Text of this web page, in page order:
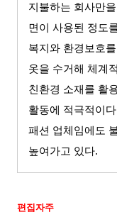
지불하는 회사만
면이 사용된 정도
복지와 환경보호
옷을 수거해 체계
친환경 소재를 활
활동에 적극적이다
패션 업체임에도
높여가고 있다.
편집자주